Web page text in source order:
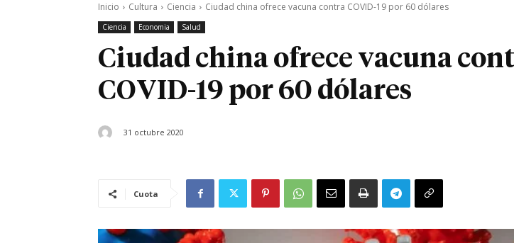
Inicio Cultura Ciencia Ciudad china ofrece vacuna contra COVID-19 por 60 dólares
Ciencia Economia Salud
Ciudad china ofrece vacuna
COVID-19 por 60 dólares
31 octubre 2020
Cuota